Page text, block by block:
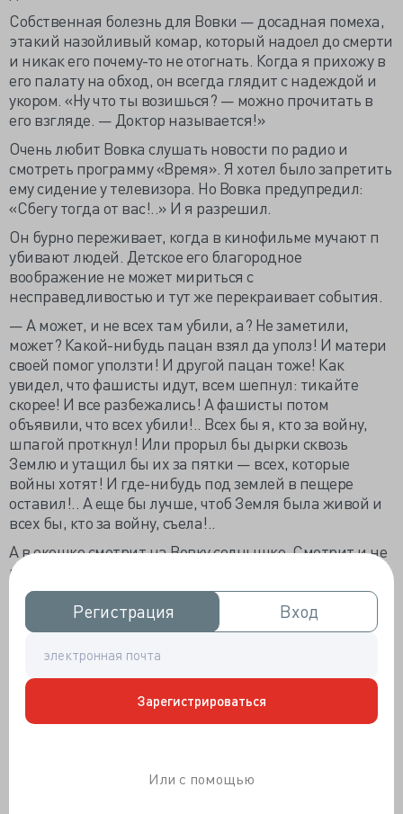
Регистрация
Регистрация Вход
Вход
Зарегистрироваться
Или с помощью
Собственная болезнь для Вовки — досадная помеха,
этакий назойливый комар, который надоел до смерти
и никак его почему-то не отогнать. Когда я прихожу в
его палату на обход, он всегда глядит с надеждой и
укором. «Ну что ты возишься? — можно прочитать в
его взгляде. — Доктор называется!»
Очень любит Вовка слушать новости по радио и
смотреть программу «Время». Я хотел было запретить
ему сидение у телевизора. Но Вовка предупредил:
«Сбегу тогда от вас!..» И я разрешил.
Он бурно переживает, когда в кинофильме мучают п
убивают людей. Детское его благородное
воображение не может мириться с
несправедливостью и тут же перекраивает события.
— А может, и не всех там убили, а? Не заметили,
может? Какой-нибудь пацан взял да уполз! И матери
своей помог уползти! И другой пацан тоже! Как
увидел, что фашисты идут, всем шепнул: тикайте
скорее! И все разбежались! А фашисты потом
объявили, что всех убили!.. Всех бы я, кто за войну,
шпагой проткнул! Или прорыл бы дырки сквозь
Землю и утащил бы их за пятки — всех, которые
войны хотят! И где-нибудь под землей в пещере
оставил!.. А еще бы лучше, чтоб Земля была живой и
всех бы, кто за войну, съела!..
А в окошко смотрит на Вовку солнышко. Смотрит и не
может насмотреться. Словно запоминает его.
Лина Петровна, заплаканная, рассказывает о своем
племяннике:
— Вы бы его не узнали, Степан Игнатьевич! У нас в
отделении был мальчик как мальчик! А сейчас так
осунулся, так похудел!.. Врач сказал, что
единственная надежда — на крепость организма, на
то, что раньше он не болел... Увидел меня Дениска, и
сынок, скажи?.. «Арбуза хочу!» — это он мне говорит. Я